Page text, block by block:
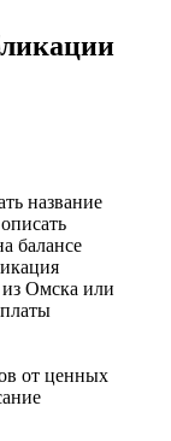
название
балансе
Омска или
от ценных